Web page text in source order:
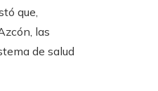
que,
las
de salud